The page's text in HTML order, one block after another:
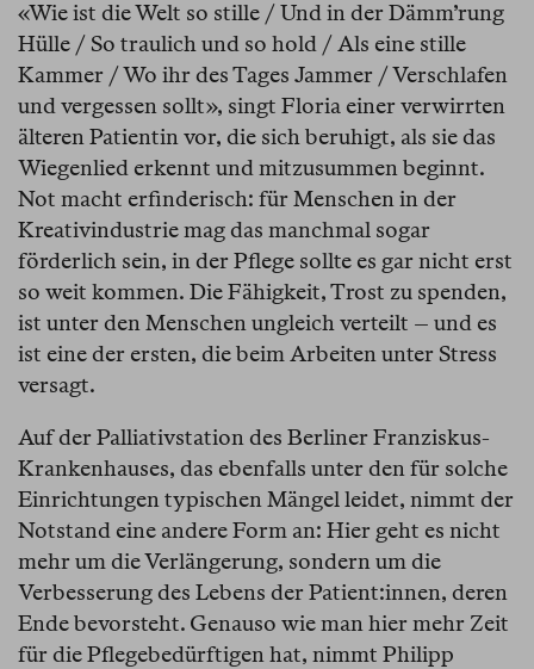
«Wie ist die Welt so stille / Und in der Dämm’rung
Hülle / So traulich und so hold / Als eine stille
Kammer / Wo ihr des Tages Jammer / Verschlafen
und vergessen sollt», singt Floria einer verwirrten
älteren Patientin vor, die sich beruhigt, als sie das
Wiegenlied erkennt und mitzusummen beginnt.
Not macht erfinderisch: für Menschen in der
Kreativindustrie mag das manchmal sogar
förderlich sein, in der Pflege sollte es gar nicht erst
so weit kommen. Die Fähigkeit, Trost zu spenden,
ist unter den Menschen ungleich verteilt – und es
ist eine der ersten, die beim Arbeiten unter Stress
versagt.
Auf der Palliativstation des Berliner Franziskus-
Krankenhauses, das ebenfalls unter den für solche
Einrichtungen typischen Mängel leidet, nimmt der
Notstand eine andere Form an: Hier geht es nicht
mehr um die Verlängerung, sondern um die
Verbesserung des Lebens der Patient:innen, deren
Ende bevorsteht. Genauso wie man hier mehr Zeit
für die Pflegebedürftigen hat, nimmt Philipp